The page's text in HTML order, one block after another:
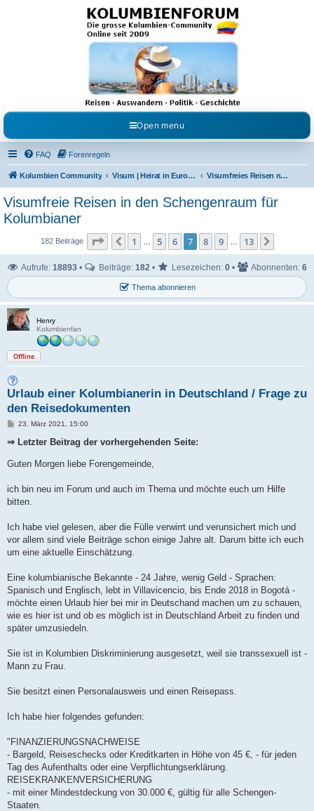
Kolumbienforum - Das
grosse Forum der
Freunde Kolumbiens
Reisen, Auswandern, Kultur, Politik, Geschichte und Visum in Kolumbien und Venezuela.
Austausch, Erfahrungen und Gemeinschaft im Kolumbienforum
Open menu
FAQ Forenregeln
Kolumbien Community Visum | Heirat in Europa | Visaangelegenheiten Visumfreies Reisen nach Europa
Visumfreie Reisen in den Schengenraum für
Kolumbianer
182 Beiträge Seite von 13
Vorherige
1 … 5 6 7 8 9 … 13
Thema abonnieren
Aufrufe: 18893 • Beiträge: 182 • Lesezeichen: 0 • Abonnenten: 6
Henry
Kolumbienfan
Offline
Urlaub einer Kolumbianerin in Deutschland / Frage zu
den Reisedokumenten
B
a
23. März 2021, 15:00
⇒ Letzter Beitrag der vorhergehenden Seite:
Guten Morgen liebe Forengemeinde,
ich bin neu im Forum und auch im Thema und möchte euch um Hilfe
bitten.
Ich habe viel gelesen, aber die Fülle verwirrt und verunsichert mich und
vor allem sind viele Beiträge schon einige Jahre alt. Darum bitte ich euch
um eine aktuelle Einschätzung.
Eine kolumbianische Bekannte - 24 Jahre, wenig Geld - Sprachen:
Spanisch und Englisch, lebt in Villavicencio, bis Ende 2018 in Bogotá -
möchte einen Urlaub hier bei mir in Deutschand machen um zu schauen,
wie es hier ist und ob es möglich ist in Deutschland Arbeit zu finden und
später umzusiedeln.
Sie ist in Kolumbien Diskriminierung ausgesetzt, weil sie transsexuell ist -
Mann zu Frau.
Sie besitzt einen Personalausweis und einen Reisepass.
Ich habe hier folgendes gefunden:
"FINANZIERUNGSNACHWEISE
- Bargeld, Reiseschecks oder Kreditkarten in Höhe von 45 €, - für jeden
Tag des Aufenthalts oder eine Verpflichtungserklärung.
REISEKRANKENVERSICHERUNG
- mit einer Mindestdeckung von 30.000 €, gültig für alle Schengen-
Staaten.